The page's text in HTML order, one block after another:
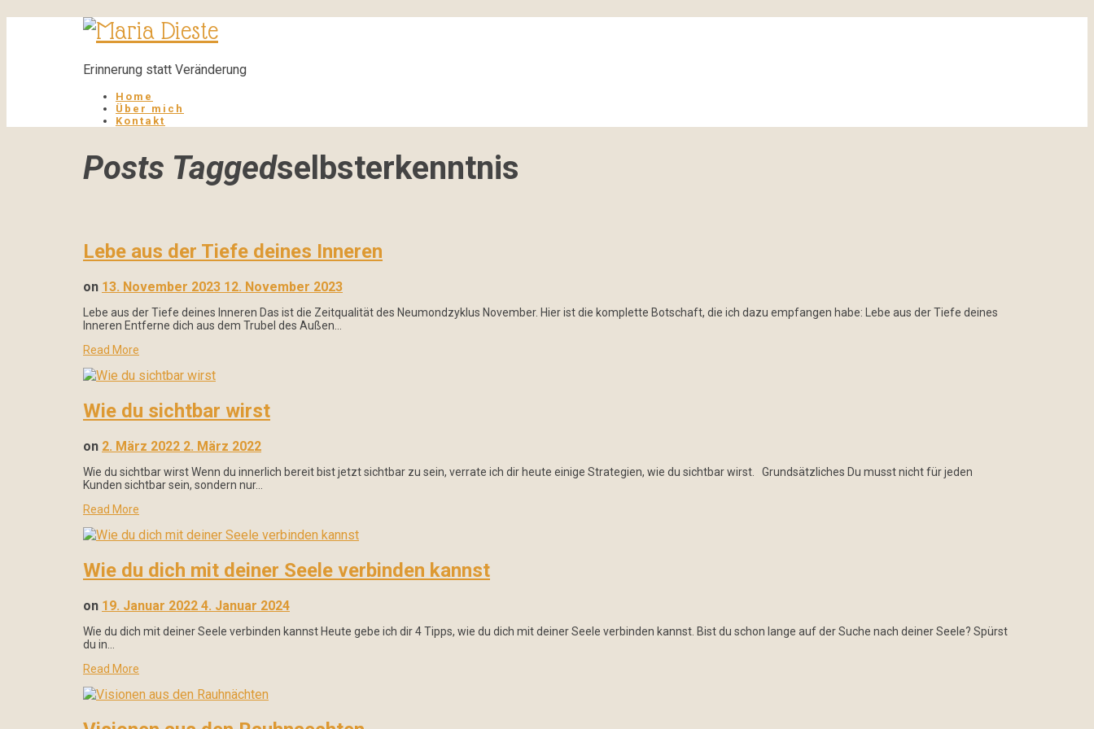
Maria
Erinnerung statt Veränderung
Home
Über mich
Kontakt
Posts Taggedselbsterkenntnis
Lebe aus der Tiefe deines Inneren
on 13. November 2023 12. November 2023
Lebe aus der Tiefe deines Inneren Das ist die Zeitqualität des Neumondzyklus November. Hier ist die komplette Botschaft, die ich dazu empfangen habe: Lebe aus der Tiefe deines
Inneren Entferne dich aus dem Trubel des Außen…
Read More
Wie du sichtbar wirst
on 2. März 2022 2. März 2022
Wie du sichtbar wirst Wenn du innerlich bereit bist jetzt sichtbar zu sein, verrate ich dir heute einige Strategien, wie du sichtbar wirst. Grundsätzliches Du musst nicht für jeden
Kunden sichtbar sein, sondern nur…
Read More
Wie du dich mit deiner Seele verbinden kannst
on 19. Januar 2022 4. Januar 2024
Wie du dich mit deiner Seele verbinden kannst Heute gebe ich dir 4 Tipps, wie du dich mit deiner Seele verbinden kannst. Bist du schon lange auf der Suche nach deiner Seele? Spürst
du in…
Read More